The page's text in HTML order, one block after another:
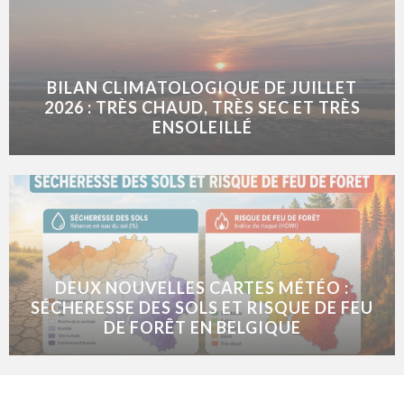
BILAN CLIMATOLOGIQUE DE JUILLET
2026 : TRÈS CHAUD, TRÈS SEC ET TRÈS
ENSOLEILLÉ
DEUX NOUVELLES CARTES MÉTÉO :
SÉCHERESSE DES SOLS ET RISQUE DE FEU
DE FORÊT EN BELGIQUE